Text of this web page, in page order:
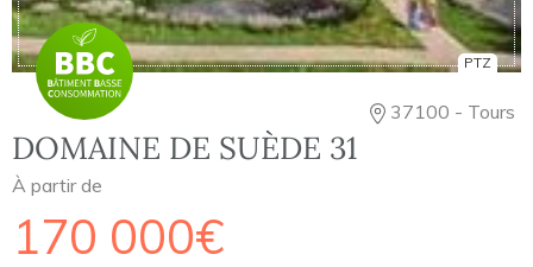
PTZ
37100 - Tours
DOMAINE DE SUÈDE 31
À partir de
170 000€